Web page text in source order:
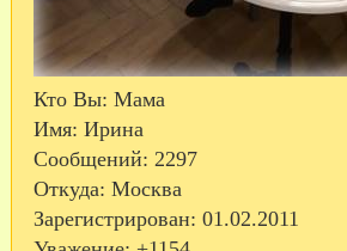
Кто Вы: Мама
Имя: Ирина
Сообщений: 2297
Откуда: Москва
Зарегистрирован: 01.02.2011